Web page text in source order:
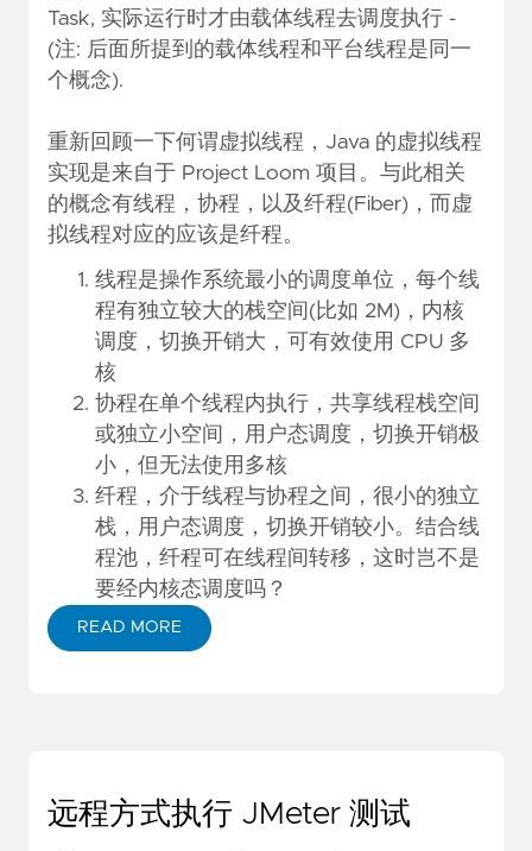
Task, 实际运行时才由载体线程去调度执行 -
(注: 后面所提到的载体线程和平台线程是同一
个概念).
重新回顾一下何谓虚拟线程，Java 的虚拟线程
实现是来自于 Project Loom 项目。与此相关
的概念有线程，协程，以及纤程(Fiber)，而虚
拟线程对应的应该是纤程。
线程是操作系统最小的调度单位，每个线
程有独立较大的栈空间(比如 2M)，内核
调度，切换开销大，可有效使用 CPU 多
核
协程在单个线程内执行，共享线程栈空间
或独立小空间，用户态调度，切换开销极
小，但无法使用多核
纤程，介于线程与协程之间，很小的独立
栈，用户态调度，切换开销较小。结合线
程池，纤程可在线程间转移，这时岂不是
要经内核态调度吗？
READ MORE
远程方式执行 JMeter 测试